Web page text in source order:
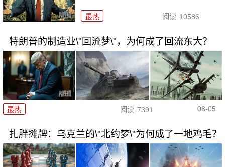
最热 阅读 10586
特朗普的制造业\"回流梦\"，为何成了回流东大？
最热 阅读 7391 08-05
扎胖摊牌：乌克兰的\"北约梦\"为何成了一地鸡毛？